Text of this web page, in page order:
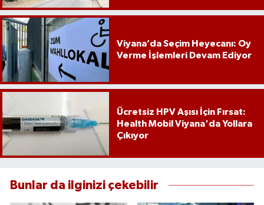
Viyana’da Seçim Heyecanı: Oy
Verme İşlemleri Devam Ediyor
Ücretsiz HPV Aşısı İçin Fırsat:
Health Mobil Viyana'da Yollara
Çıkıyor
Bunlar da ilginizi çekebilir